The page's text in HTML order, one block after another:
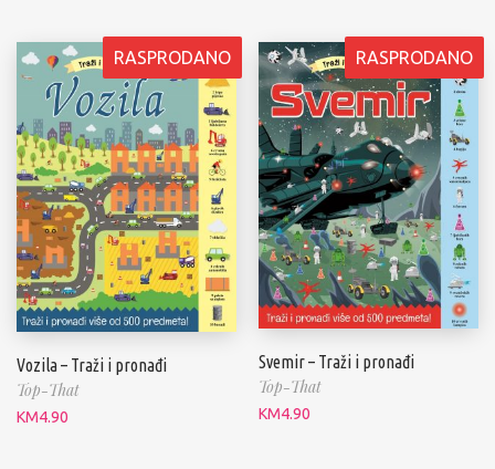
RASPRODANO
Vozila – Traži i pronađi
Top-That
KM4.90
RASPRODANO
Svemir – Traži i pronađi
Top-That
KM4.90